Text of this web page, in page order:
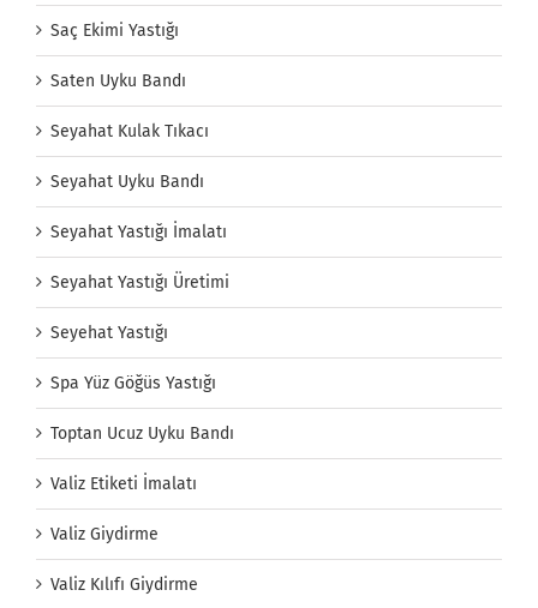
Saç Ekimi Yastığı
Saten Uyku Bandı
Seyahat Kulak Tıkacı
Seyahat Uyku Bandı
Seyahat Yastığı İmalatı
Seyahat Yastığı Üretimi
Seyehat Yastığı
Spa Yüz Göğüs Yastığı
Toptan Ucuz Uyku Bandı
Valiz Etiketi İmalatı
Valiz Giydirme
Valiz Kılıfı Giydirme